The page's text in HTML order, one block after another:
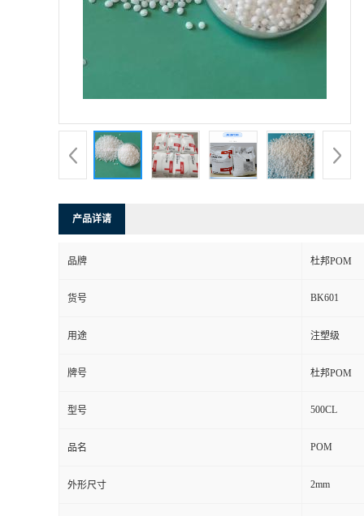
产品详请
品牌 杜邦POM
货号 BK601
用途 注塑级
牌号 杜邦POM
型号 500CL
品名 POM
外形尺寸 2mm